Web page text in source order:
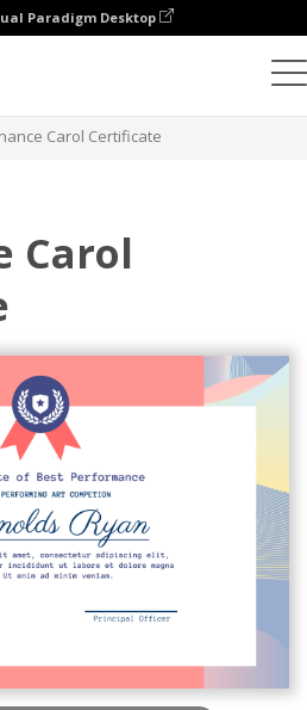
Paradigm Desktop
Carol Certificate
Carol